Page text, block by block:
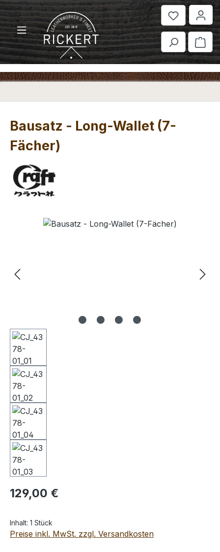
Zum Hauptinhalt springen
Bausatz - Long-Wallet (7-
Fächer)
Bildergalerie überspringen
Regulärer Preis:
129,00 €
Inhalt: 1 Stück
Preise inkl. MwSt. zzgl. Versandkosten